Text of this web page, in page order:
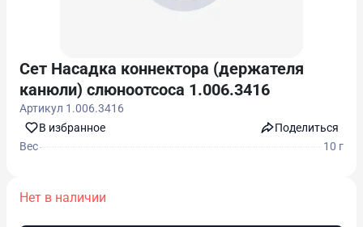
Сет Насадка коннектора (держателя
канюли) слюноотсоса 1.006.3416
Артикул 1.006.3416
В избранноe
Поделиться
Вес
10 г
Нет в наличии